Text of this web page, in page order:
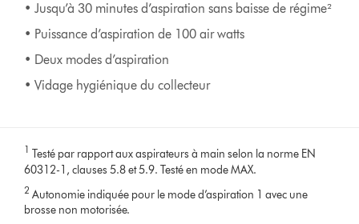
• Jusqu’à 30 minutes d’aspiration sans baisse de régime²
• Puissance d’aspiration de 100 air watts
• Deux modes d’aspiration
• Vidage hygiénique du collecteur
1 Testé par rapport aux aspirateurs à main selon la norme EN
60312-1, clauses 5.8 et 5.9. Testé en mode MAX.
2 Autonomie indiquée pour le mode d’aspiration 1 avec une
brosse non motorisée.